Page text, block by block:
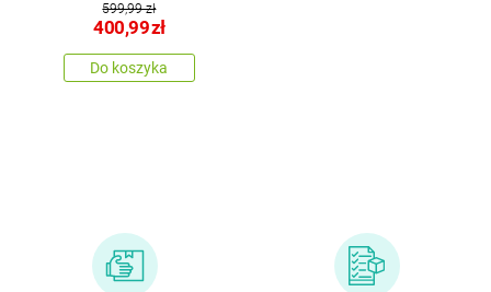
599,99 zł
400,99zł
Do koszyka